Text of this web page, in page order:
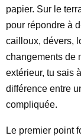
papier. Sur le
pour répondre à
cailloux, dévers,
changements de
extérieur, tu sais
différence entre
compliquée.
Le premier point